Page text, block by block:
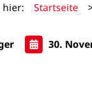
hier: Startseite
30.